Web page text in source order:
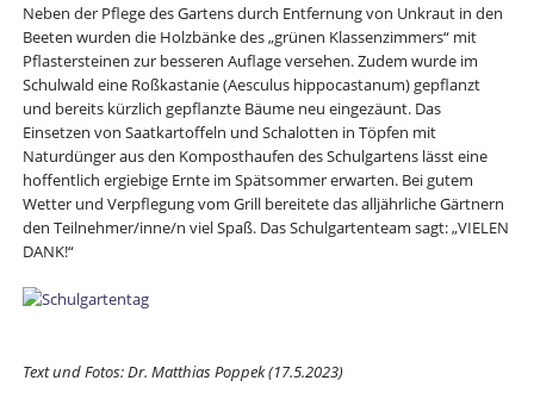
Neben der Pflege des Gartens durch Entfernung von Unkraut in den
Beeten wurden die Holzbänke des „grünen Klassenzimmers“ mit
Pflastersteinen zur besseren Auflage versehen. Zudem wurde im
Schulwald eine Roßkastanie (Aesculus hippocastanum) gepflanzt
und bereits kürzlich gepflanzte Bäume neu eingezäunt. Das
Einsetzen von Saatkartoffeln und Schalotten in Töpfen mit
Naturdünger aus den Komposthaufen des Schulgartens lässt eine
hoffentlich ergiebige Ernte im Spätsommer erwarten. Bei gutem
Wetter und Verpflegung vom Grill bereitete das alljährliche Gärtnern
den Teilnehmer/inne/n viel Spaß. Das Schulgartenteam sagt: „VIELEN
DANK!“
Text und Fotos: Dr. Matthias Poppek (17.5.2023)